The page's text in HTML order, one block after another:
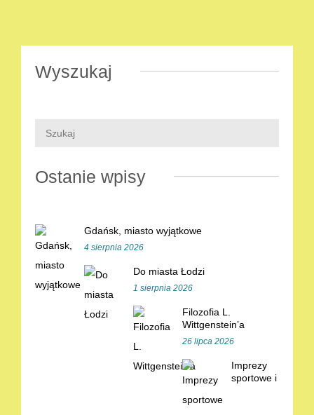
Wyszukaj
Ostanie wpisy
Gdańsk, miasto wyjątkowe
4 sierpnia 2026
Do miasta Łodzi
1 sierpnia 2026
Filozofia L.
Wittgenstein’a
26 lipca 2026
Imprezy
sportowe i